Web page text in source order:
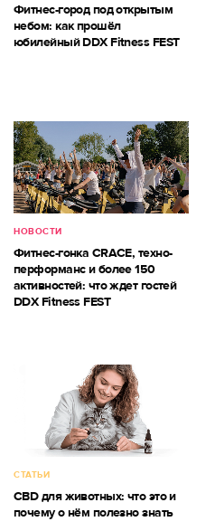
Фитнес-город под открытым
небом: как прошёл
юбилейный DDX Fitness FEST
НОВОСТИ
Фитнес-гонка CRACE, техно-
перформанс и более 150
активностей: что ждет гостей
DDX Fitness FEST
СТАТЬИ
CBD для животных: что это и
почему о нём полезно знать